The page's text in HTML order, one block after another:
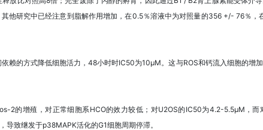
他研究中已经注意到脂解作用增加，在0.5％溶液中为对照量的356 +/- 76％，
赖的方式降低细胞活力，48小时时IC50为10μM。这与ROS和钙流入细胞的增
2的增殖，对正常细胞系HCO的效力较低；对U2OS的IC50为4.2-5.5μM，而
致继发于p38MAPK活化的G1细胞周期停滞。